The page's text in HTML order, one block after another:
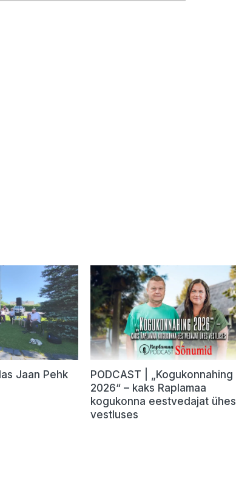
Jaan Pehk
PODCAST | „Kogukonnahing
2026“ – kaks Raplamaa
kogukonna eestvedajat ühes
vestluses